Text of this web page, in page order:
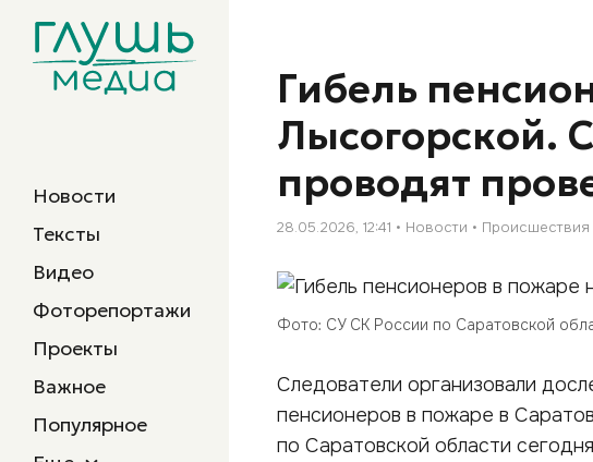
Новости
Тексты
Видео
Фоторепортажи
Проекты
Важное
Популярное
Гибель
Лысогорской.
проводят
28.05.2026, 12:41 Новости Происшествия
Фото: СУ СК России по Саратовской
Следователи организовали
пенсионеров в пожаре в
по Саратовской области